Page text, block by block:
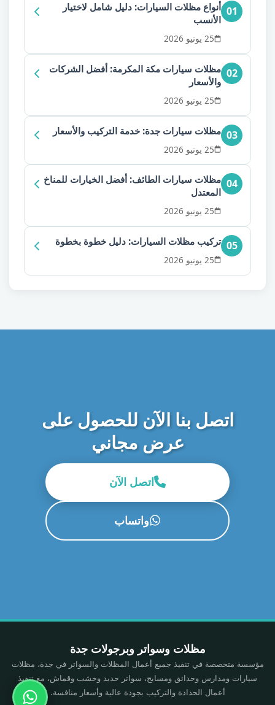
01 أنواع مظلات السيارات: دليل شامل لاختيار
الأنسب
25 يونيو 2026
02 مظلات سيارات مكة المكرمة: أفضل الشركات
والأسعار
25 يونيو 2026
03 مظلات سيارات جدة: خدمة التركيب والأسعار
25 يونيو 2026
04 مظلات سيارات الطائف: أفضل الخيارات للمناخ
المعتدل
25 يونيو 2026
05 تركيب مظلات السيارات: دليل خطوة بخطوة
25 يونيو 2026
اتصل بنا الآن للحصول على
عرض مجاني
اتصل الآن
واتساب
مظلات وسواتر وبرجولات جدة
مؤسسة متخصصة في تنفيذ جميع أعمال المظلات والسواتر في جدة، مظلات
سيارات ومدارس وحدائق ومسابح، سواتر حديد وخشب وقماش، مع تنفيذ
أعمال الحدادة والتركيب بجودة عالية وأسعار منافسة.